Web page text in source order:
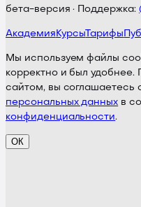
бета-версия · Поддержка:
Академия КурсыТарифы
Мы используем файлы
корректно и был удобнее.
сайтом, вы соглашаетесь
персональных данных в
конфиденциальности.
ОК